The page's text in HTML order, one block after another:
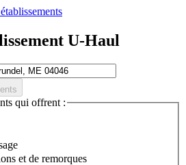
U-Haul
qui offrent :
et de remorques